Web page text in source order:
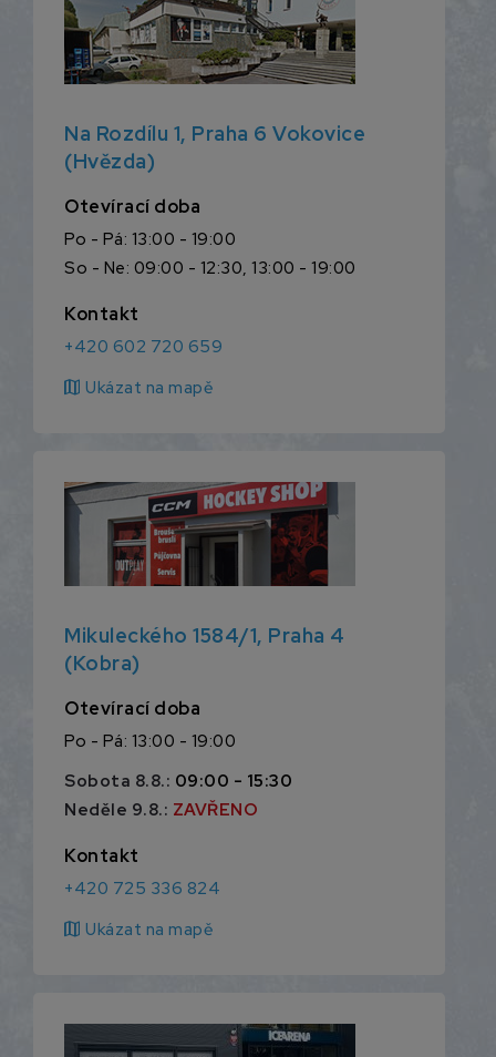
Na Rozdílu 1, Praha 6 Vokovice
(Hvězda)
Otevírací doba
Po - Pá: 13:00 - 19:00
So - Ne: 09:00 - 12:30, 13:00 - 19:00
Kontakt
+420 602 720 659
map Ukázat na mapě
Mikuleckého 1584/1, Praha 4
(Kobra)
Otevírací doba
Po - Pá: 13:00 - 19:00
Sobota 8.8.: 09:00 - 15:30
Neděle 9.8.: ZAVŘENO
Kontakt
+420 725 336 824
map Ukázat na mapě